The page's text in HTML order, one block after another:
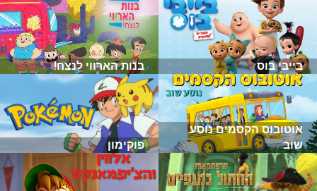
בייבי בוס בנות הארווי לנצח!
אוטובוס הקסמים נוסע
שוב
פוקימון